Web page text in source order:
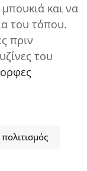
και να
του τόπου.
πριν
του
πολιτισμός